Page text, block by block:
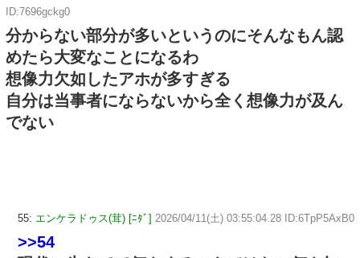
ID:7696gckg0
分からない部分が多いというのにそんなもん認
めたら大変なことになるわ
想像力欠如したアホが多すぎる
自分は当事者にならないから全く想像力が及ん
でない
55: エンケラドゥス(茸) [ﾆﾀﾞ] 2026/04/11(土) 03:55:04.28 ID:6TpP5AxB0
>>54